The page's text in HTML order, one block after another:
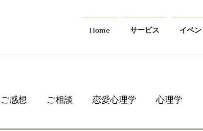
Home サービス イベ
ご感想 ご相談 恋愛心理学 心理学